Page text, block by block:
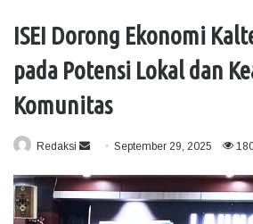
ISEI Dorong Ekonomi
pada Potensi Lokal dan
Komunitas
Redaksi
n
d
September 29, 2025